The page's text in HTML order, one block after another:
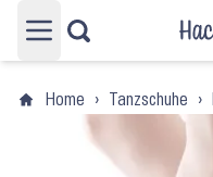
Hauptmenü öffnen
Home › Tanzschuhe ›